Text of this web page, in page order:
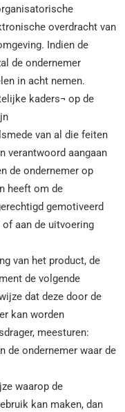
overdracht van
Indien de
de ondernemer
in acht nemen.
kaders¬ op de
van al die feiten
verantwoord aangaan
de ondernemer op
heeft om de
gemotiveerd
aan de uitvoering
van het product, de
de volgende
dat deze door de
kan worden
meesturen:
de ondernemer waar de
waarop de
kan maken, dan